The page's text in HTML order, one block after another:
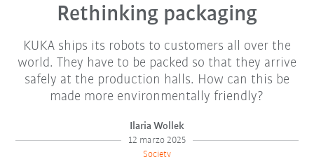
Rethinking packaging
KUKA ships its robots to customers all over the
world. They have to be packed so that they arrive
safely at the production halls. How can this be
made more environmentally friendly?
Ilaria Wollek
12 marzo 2025
Society